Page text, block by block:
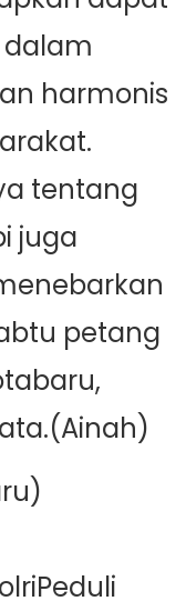
harmonis
tentang
juga
petang